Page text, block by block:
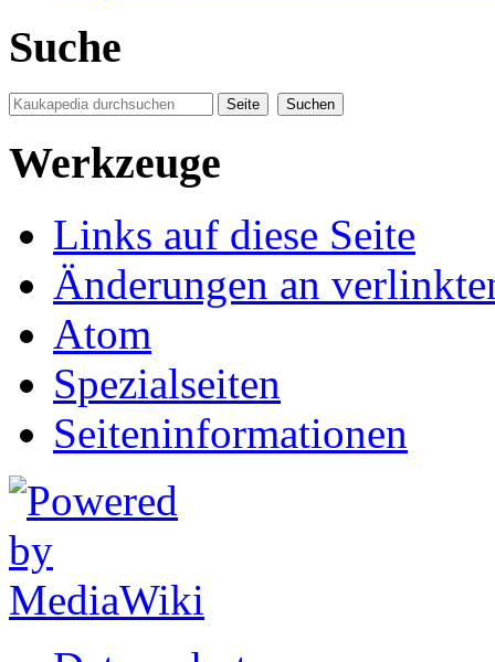
Suche
Werkzeuge
Links auf diese Seite
Änderungen an
Atom
Spezialseiten
Seiten­informationen